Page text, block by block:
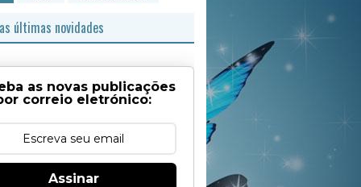
últimas novidades
as novas publicações
correio eletrónico:
Assinar